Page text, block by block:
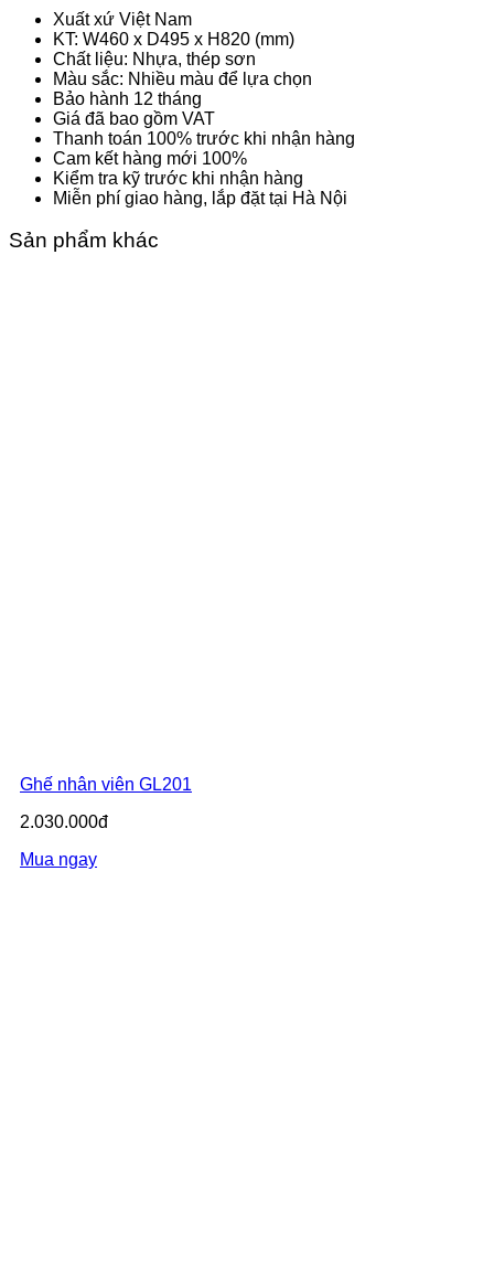
Xuất xứ Việt Nam
KT: W460 x D495 x H820 (mm)
Chất liệu: Nhựa, thép sơn
Màu sắc: Nhiều màu để lựa chọn
Bảo hành 12 tháng
Giá đã bao gồm VAT
Thanh toán 100% trước khi nhận hàng
Cam kết hàng mới 100%
Kiểm tra kỹ trước khi nhận hàng
Miễn phí giao hàng, lắp đặt tại Hà Nội
Sản phẩm khác
Ghế nhân viên GL201
2.030.000đ
Mua ngay